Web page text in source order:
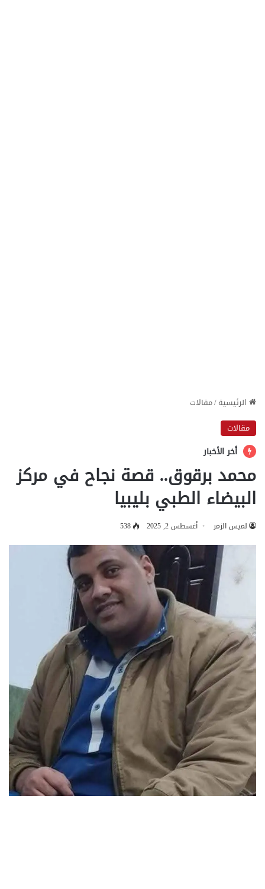
الرئيسية/مقالات
مقالات
أخر الأخبار
محمد برقوق.. قصة نجاح في مركز
البيضاء الطبي بليبيا
لميس الزمر أغسطس 2, 2025 538